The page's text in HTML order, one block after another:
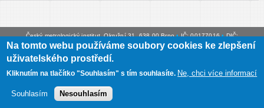
Český metrologický institut, Okružní 31, 638 00 Brno•IČ: 00177016•DIČ:
CZ00177016
Na tomto webu používáme soubory cookies ke zlepšení
uživatelského prostředí.
Kliknutím na tlačítko "Souhlasím" s tím souhlasíte. Ne, chci více informací
Souhlasím Nesouhlasím